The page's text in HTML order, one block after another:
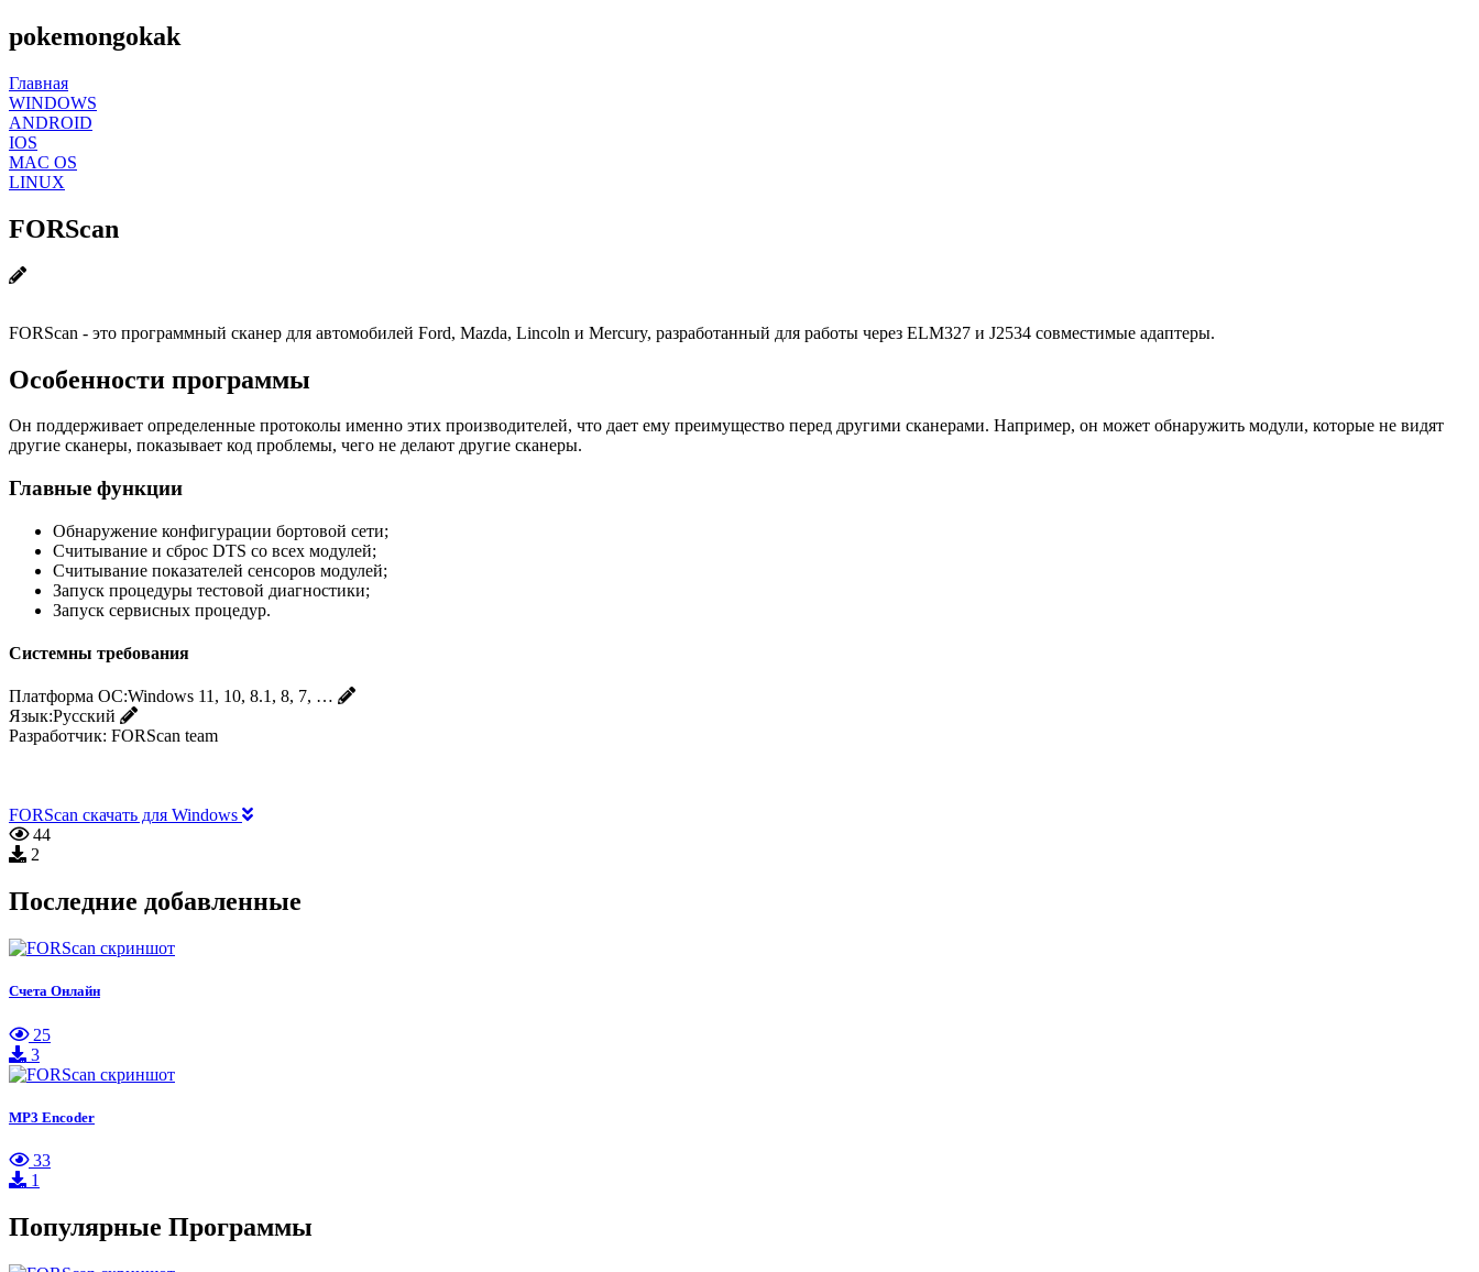
pokemongokak
Главная
WINDOWS
ANDROID
IOS
MAC OS
LINUX
FORScan
FORScan - это программный сканер для автомобилей Ford, Mazda, Lincoln и Mercury, разработанный для работы через ELM327 и J2534 совместимые адаптеры.
Особенности программы
Он поддерживает определенные протоколы именно этих производителей, что дает ему преимущество перед другими сканерами. Например, он может обнаружить модули, которые не видят
другие сканеры, показывает код проблемы, чего не делают другие сканеры.
Главные функции
Обнаружение конфигурации бортовой сети;
Считывание и сброс DTS со всех модулей;
Считывание показателей сенсоров модулей;
Запуск процедуры тестовой диагностики;
Запуск сервисных процедур.
Системны требования
Платформа ОС:Windows 11, 10, 8.1, 8, 7, …
Язык:Русский
Разработчик: FORScan team
FORScan скачать для Windows
44
2
Последние добавленные
Счета Онлайн
25
3
MP3 Encoder
33
1
Популярные Программы